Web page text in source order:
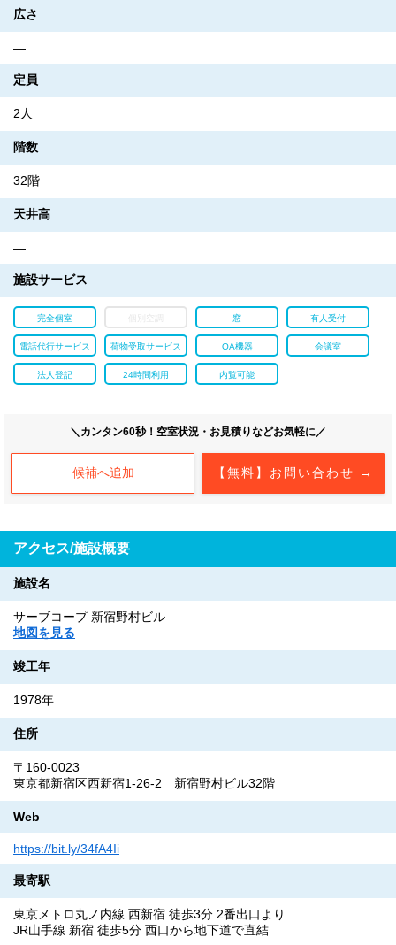
広さ
―
定員
2人
階数
32階
天井高
―
施設サービス
完全個室 個別空調 窓 有人受付
電話代行サービス 荷物受取サービス OA機器 会議室
法人登記 24時間利用 内覧可能
＼カンタン60秒！空室状況・お見積りなどお気軽に／
【無料】お問い合わせ →
候補へ追加
アクセス/施設概要
施設名
サーブコープ 新宿野村ビル
地図を見る
竣工年
1978年
住所
〒160-0023
東京都新宿区西新宿1-26-2 新宿野村ビル32階
Web
https://bit.ly/34fA4Ii
最寄駅
東京メトロ丸ノ内線 西新宿 徒歩3分 2番出口より
JR山手線 新宿 徒歩5分 西口から地下道で直結